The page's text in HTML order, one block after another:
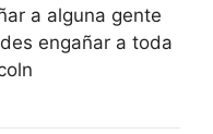
a alguna gente
engañar a toda